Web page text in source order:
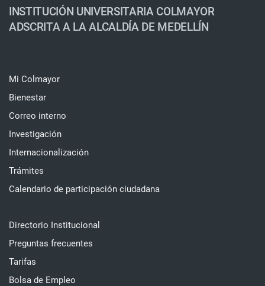
INSTITUCIÓN UNIVERSITARIA COLMAYOR
ADSCRITA A LA ALCALDÍA DE MEDELLÍN
Mi Colmayor
Bienestar
Correo interno
Investigación
Internacionalización
Trámites
Calendario de participación ciudadana
Directorio Institucional
Preguntas frecuentes
Tarifas
Bolsa de Empleo